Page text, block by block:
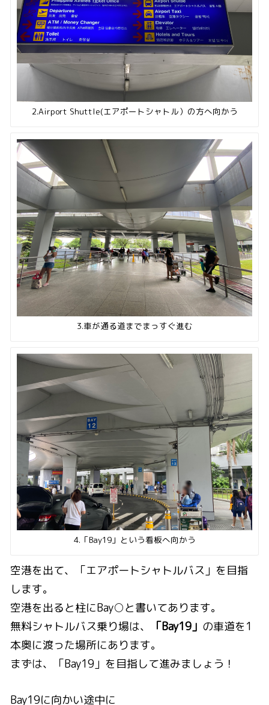
2.Airport Shuttle(エアポートシャトル）の方へ向かう
3.車が通る道までまっすぐ進む
4.「Bay19」という看板へ向かう
空港を出て、「エアポートシャトルバス」を目指
します。
空港を出ると柱にBay○と書いてあります。
無料シャトルバス乗り場は、
「Bay19」 の車道を1
本奥に渡った場所にあります。
まずは、「Bay19」を目指して進みましょう！
Bay19に向かい途中に